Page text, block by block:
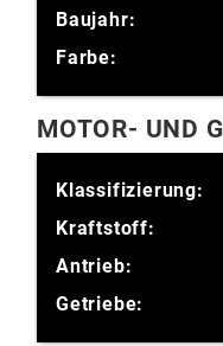
Baujahr:
Farbe:
MOTOR- UND
Klassifizierung:
Kraftstoff:
Antrieb:
Getriebe: